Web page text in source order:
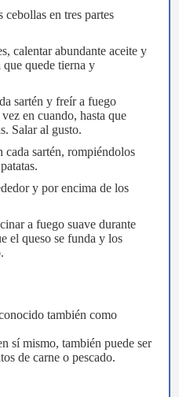
en tres partes
calentar abundante aceite y
quede tierna y
sartén y freír a fuego
en cuando, hasta que
Salar al gusto.
cada sartén, rompiéndolos
y por encima de los
a fuego suave durante
el queso se funda y los
también como
sí mismo, también puede ser
de carne o pescado.